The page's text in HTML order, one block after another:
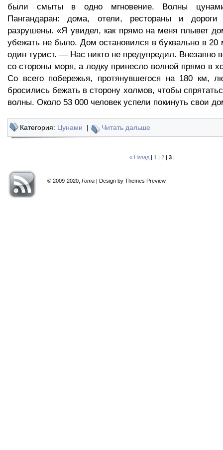
были смыты в одно мгновение. Волны
Пангандаран: дома, отели, рестораны и
разрушены. «Я увидел, как прямо на меня плывет
убежать не было. Дом остановился в буквально в
один турист. — Нас никто не предупредил. Внезапно
со стороны моря, а лодку принесло волной прямо в
Со всего побережья, протянувшегося на 180 км,
бросились бежать в сторону холмов, чтобы
волны. Около 53 000 человек успели покинуть свои
Категория: Цунами | Читать дальше
« Назад| 1 | 2| 3|
© 2009-2020, Гота | Design by Themes Preview